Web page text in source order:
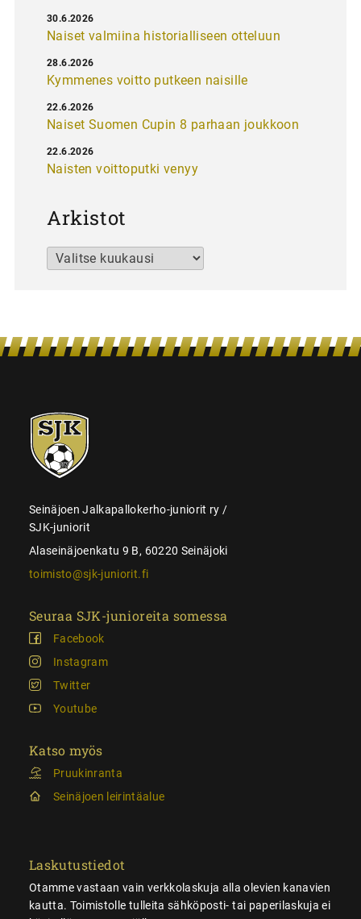
Naiset valmiina historialliseen otteluun
30.6.2026
Kymmenes voitto putkeen naisille
28.6.2026
Naiset Suomen Cupin 8 parhaan joukkoon
22.6.2026
Naisten voittoputki venyy
22.6.2026
Arkistot
Arkistot
SJK-
juniorit
Seinäjoen Jalkapallokerho-juniorit ry /
SJK-juniorit
Alaseinäjoenkatu 9 B, 60220 Seinäjoki
toimisto@sjk-juniorit.fi
Seuraa SJK-junioreita somessa
Facebook
Instagram
Twitter
Youtube
Katso myös
Pruukinranta
Seinäjoen leirintäalue
Laskutustiedot
Otamme vastaan vain verkkolaskuja alla olevien kanavien
kautta. Toimistolle tulleita sähköposti- tai paperilaskuja ei